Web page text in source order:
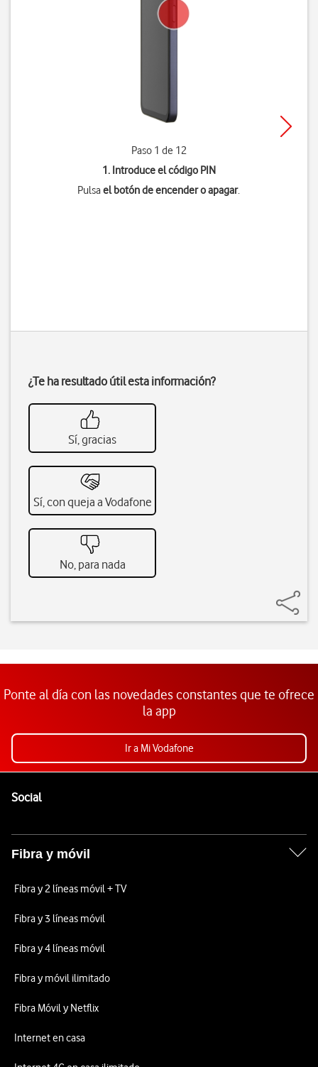
Paso 1 de 12
1. Introduce el código PIN
Pulsael botón de encender o apagar.
¿Te ha resultado útil esta información?
Sí, gracias
Sí, con queja a Vodafone
No, para nada
Ponte al día con las novedades constantes que te ofrece
la app
Ir a Mi Vodafone
SocialEnlaces a las redes sociales de Vodafone
Fibra y móvil
Fibra y 2 líneas móvil + TV
Fibra y 3 líneas móvil
Fibra y 4 líneas móvil
Fibra y móvil ilimitado
Fibra Móvil y Netflix
Internet en casa